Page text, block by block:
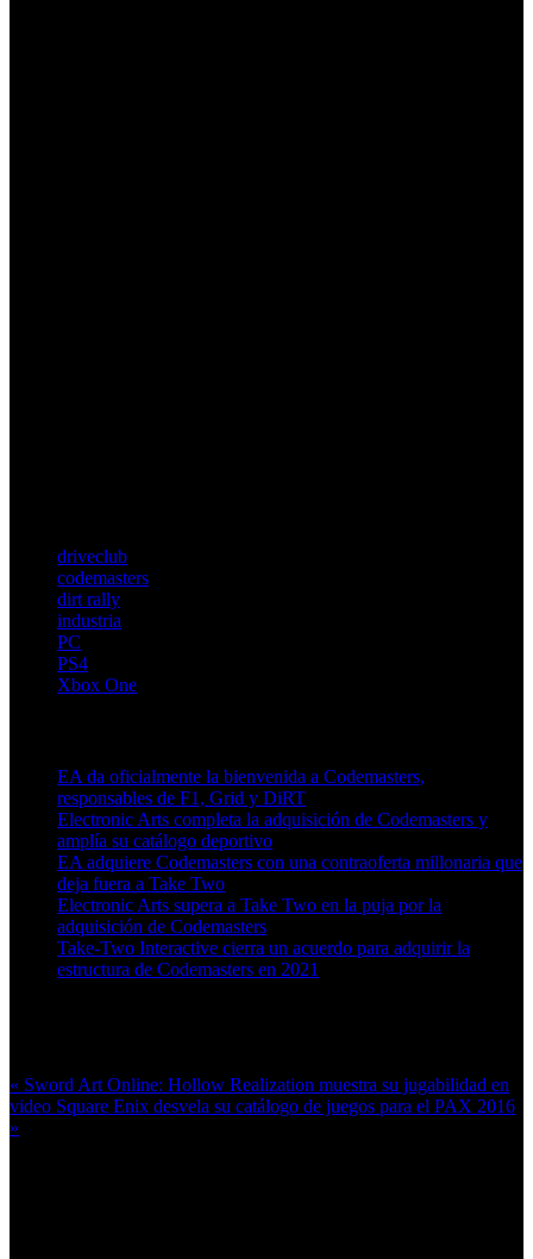
driveclub
codemasters
dirt rally
industria
PC
PS4
Xbox One
EA da oficialmente la bienvenida a Codemasters,
responsables de F1, Grid y DiRT
Electronic Arts completa la adquisición de Codemasters y
amplía su catálogo deportivo
EA adquiere Codemasters con una contraoferta millonaria que
deja fuera a Take Two
Electronic Arts supera a Take Two en la puja por la
adquisición de Codemasters
Take-Two Interactive cierra un acuerdo para adquirir la
estructura de Codemasters en 2021
« Sword Art Online: Hollow Realization muestra su jugabilidad en
video Square Enix desvela su catálogo de juegos para el PAX 2016
»